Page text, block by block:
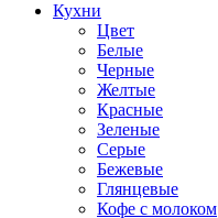
Кухни
Цвет
Белые
Черные
Желтые
Красные
Зеленые
Серые
Бежевые
Глянцевые
Кофе с молоком